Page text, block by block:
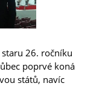
26. ročníku
poprvé koná
států, navíc